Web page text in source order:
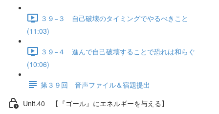
３９−３ 自己破壊のタイミングでやるべきこと
(11:03)
３９−４ 進んで自己破壊することで恐れは和らぐ
(10:06)
第３９回 音声ファイル＆宿題提出
Unit.40 【『ゴール』にエネルギーを与える】